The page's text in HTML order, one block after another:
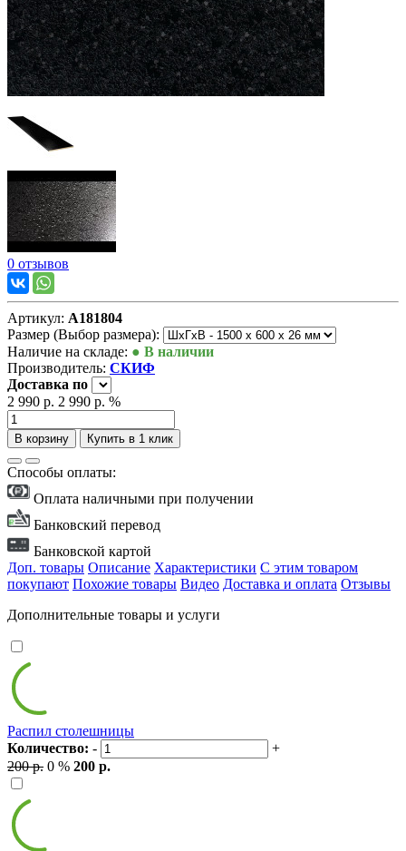
0 отзывов
Артикул: А181804
Размер (Выбор размера):
Наличие на складе: ● В наличии
Производитель: СКИФ
Доставка по
2 990 р. 2 990 р. %
В корзину Купить в 1 клик
Способы оплаты:
Оплата наличными при получении
Банковский перевод
Банковской картой
Доп. товары Описание Характеристики С этим товаром
покупают Похожие товары Видео Доставка и оплата Отзывы
Дополнительные товары и услуги
Распил столешницы
Количество: -
+
200 р. 0 % 200 р.